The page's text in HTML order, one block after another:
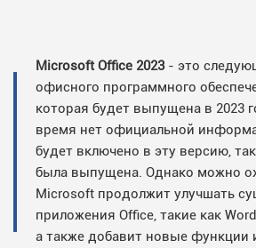
Microsoft Office 2023- это
офисного программного
которая будет выпущена в 2023
время нет официальной
будет включено в эту версию,
была выпущена. Однако можно
Microsoft продолжит улучшать
приложения Office, такие как
а также добавит новые функции